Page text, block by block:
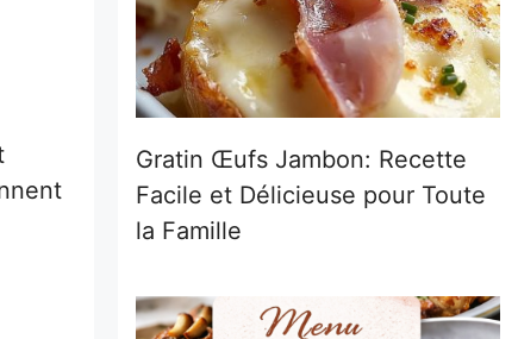
Gratin Œufs Jambon: Recette
Facile et Délicieuse pour Toute
la Famille